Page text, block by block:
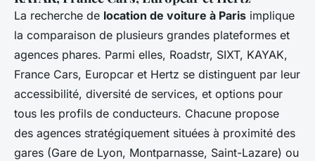
La recherche de location de voiture à Paris implique
la comparaison de plusieurs grandes plateformes et
agences phares. Parmi elles, Roadstr, SIXT, KAYAK,
France Cars, Europcar et Hertz se distinguent par leur
accessibilité, diversité de services, et options pour
tous les profils de conducteurs. Chacune propose
des agences stratégiquement situées à proximité des
gares (Gare de Lyon, Montparnasse, Saint-Lazare) ou